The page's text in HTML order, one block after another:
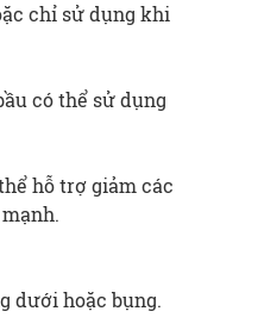
chỉ sử dụng khi
có thể sử dụng
hỗ trợ giảm các
dưới hoặc bụng.